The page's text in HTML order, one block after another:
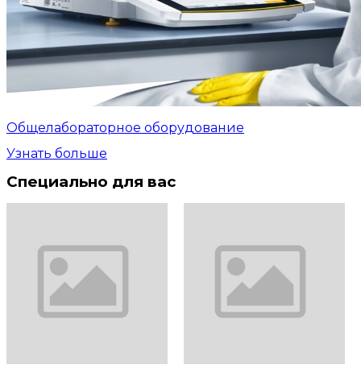
Общелабораторное оборудование
Узнать больше
Специально для вас